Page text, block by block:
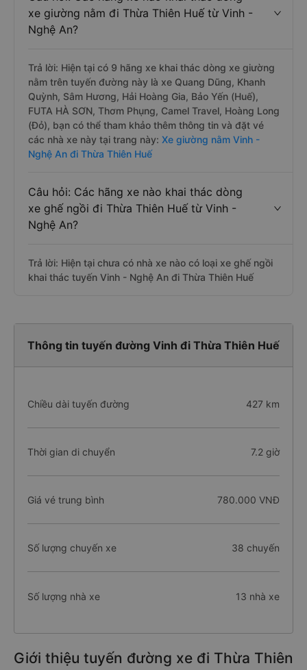
xe giường nằm đi Thừa Thiên Huế từ Vinh -
Nghệ An?
Trả lời: Hiện tại có 9 hãng xe khai thác dòng xe giường
nằm trên tuyến đường này là xe Quang Dũng, Khanh
Quỳnh, Sâm Hương, Hải Hoàng Gia, Bảo Yến (Huế),
FUTA HÀ SƠN, Thơm Phụng, Camel Travel, Hoàng Long
(Đỏ), bạn có thể tham khảo thêm thông tin và đặt vé
các nhà xe này tại trang này: Xe giường nằm Vinh -
Nghệ An đi Thừa Thiên Huế
Câu hỏi: Các hãng xe nào khai thác dòng
xe ghế ngồi đi Thừa Thiên Huế từ Vinh -
Nghệ An?
Trả lời: Hiện tại chưa có nhà xe nào có loại xe ghế ngồi
khai thác tuyến Vinh - Nghệ An đi Thừa Thiên Huế
Thông tin tuyến đường Vinh đi Thừa Thiên Huế
Chiều dài tuyến đường 427 km
Thời gian di chuyển 7.2 giờ
Giá vé trung bình 780.000 VNĐ
Số lượng chuyến xe 38 chuyến
Số lượng nhà xe 13 nhà xe
Giới thiệu tuyến đường xe đi Thừa Thiên